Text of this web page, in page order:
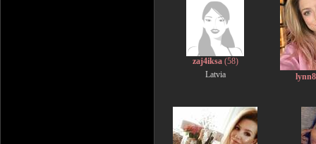
zaj4iksa(58)
Latvia